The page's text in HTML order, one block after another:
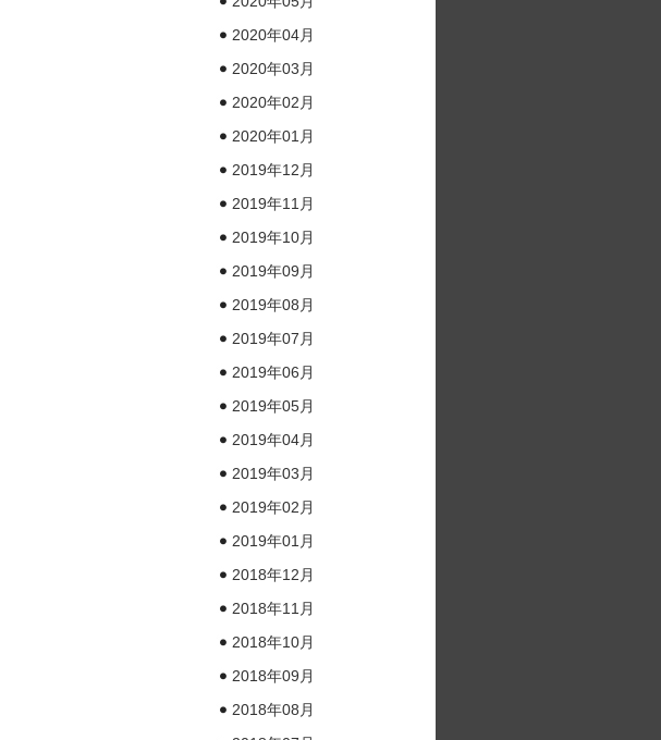
2020年04月
2020年03月
2020年02月
2020年01月
2019年12月
2019年11月
2019年10月
2019年09月
2019年08月
2019年07月
2019年06月
2019年05月
2019年04月
2019年03月
2019年02月
2019年01月
2018年12月
2018年11月
2018年10月
2018年09月
2018年08月